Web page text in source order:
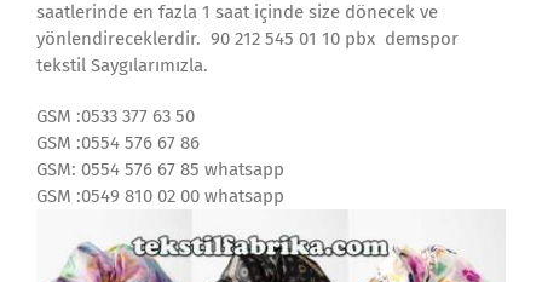
saatlerinde en fazla 1 saat içinde size dönecek ve
yönlendireceklerdir. 90 212 545 01 10 pbx demspor
tekstil Saygılarımızla.
GSM :0533 377 63 50
GSM :0554 576 67 86
GSM: 0554 576 67 85 whatsapp
GSM :0549 810 02 00 whatsapp